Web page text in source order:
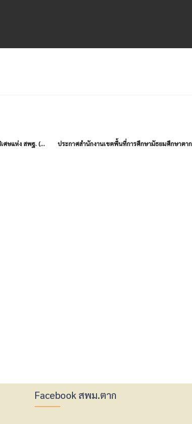
โรงเรียนตากพิทยาคม : ได้รับเครื่องหมาย “คุณภาพพิเศษแห่ง สพฐ. (OBEC Special)” ในกลุ่มนำร่อง ปีการศึกษา ๒๕๖๖ – ๒๕๖๘ จำนวน 6 ด้าน
Facebook สพม.ตาก